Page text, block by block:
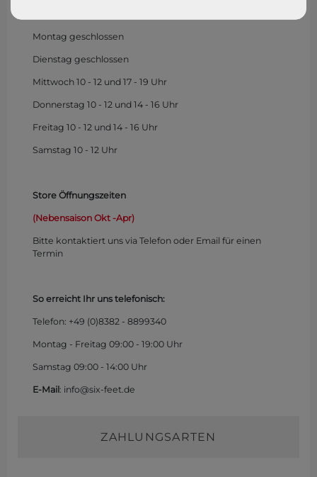
Montag geschlossen
Dienstag geschlossen
Mittwoch 10 - 12 und 17 - 19 Uhr
Donnerstag 10 - 12 und 14 - 16 Uhr
Freitag 10 - 12 und 14 - 16 Uhr
Samstag 10 - 12 Uhr
Store Öffnungszeiten
(Nebensaison Okt -Apr)
Bitte kontaktiert uns via Telefon oder Email für einen
Termin
So erreicht Ihr uns telefonisch:
Telefon: +49 (0)8382 - 8899340
Montag - Freitag 09:00 - 19:00 Uhr
Samstag 09:00 - 14:00 Uhr
E-Mail : info@six-feet.de
ZAHLUNGSARTEN